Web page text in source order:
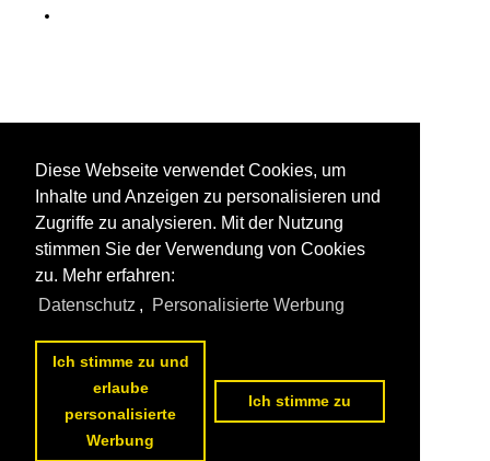
Diese Webseite verwendet Cookies, um
Inhalte und Anzeigen zu personalisieren und
Zugriffe zu analysieren. Mit der Nutzung
stimmen Sie der Verwendung von Cookies
zu. Mehr erfahren:
Datenschutz , Personalisierte Werbung
Ich stimme zu und
erlaube
personalisierte
Werbung
Ich stimme zu